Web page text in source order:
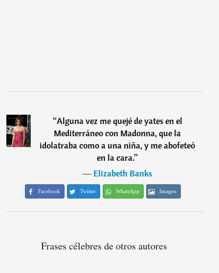
“Alguna vez me quejé de yates en el
Mediterráneo con Madonna, que la
idolatraba como a una niña, y me abofeteó
en la cara.”
―Elizabeth Banks
Facebook Twitter WhatsApp Imagen
Frases célebres de otros autores